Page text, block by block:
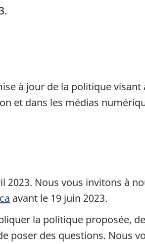
à jour de la politique
et dans les médias
2023. Nous vous invitons à
avant le 19 juin 2023.
la politique proposée,
poser des questions. Nous